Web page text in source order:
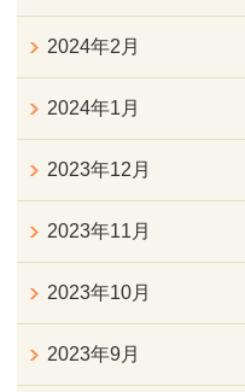
2024年2月
2024年1月
2023年12月
2023年11月
2023年10月
2023年9月